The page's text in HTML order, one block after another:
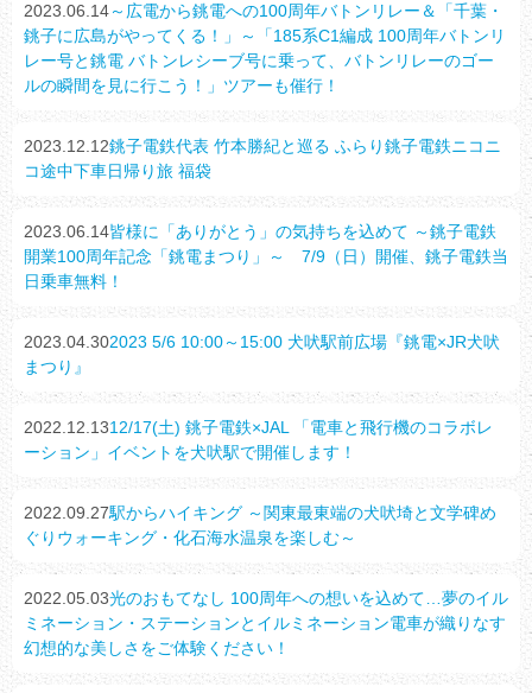
2023.06.14～広電から銚電への100周年バトンリレー＆「千葉・
銚子に広島がやってくる！」～「185系C1編成 100周年バトンリ
レー号と銚電 バトンレシーブ号に乗って、バトンリレーのゴー
ルの瞬間を見に行こう！」ツアーも催行！
2023.12.12銚子電鉄代表 竹本勝紀と巡る ふらり銚子電鉄ニコニ
コ途中下車日帰り旅 福袋
2023.06.14皆様に「ありがとう」の気持ちを込めて ～銚子電鉄
開業100周年記念「銚電まつり」～ 7/9（日）開催、銚子電鉄当
日乗車無料！
2023.04.302023 5/6 10:00～15:00 犬吠駅前広場『銚電×JR犬吠
まつり』
2022.12.1312/17(土) 銚子電鉄×JAL 「電車と飛行機のコラボレ
ーション」イベントを犬吠駅で開催します！
2022.09.27駅からハイキング ～関東最東端の犬吠埼と文学碑め
ぐりウォーキング・化石海水温泉を楽しむ～
2022.05.03光のおもてなし 100周年への想いを込めて…夢のイル
ミネーション・ステーションとイルミネーション電車が織りなす
幻想的な美しさをご体験ください！